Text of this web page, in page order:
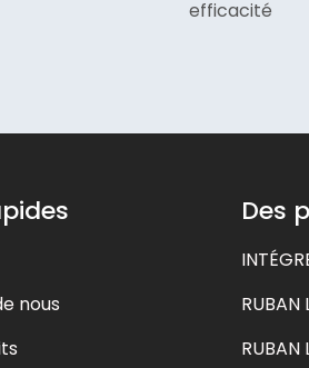
nous
Des
RUBAN
RUBAN